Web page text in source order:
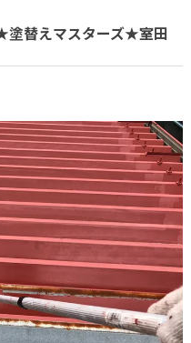
塗替えマスターズ★室田